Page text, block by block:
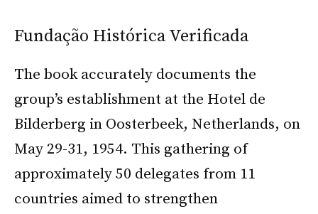
Fundação Histórica Verificada
The book accurately documents the
group’s establishment at the Hotel de
Bilderberg in Oosterbeek, Netherlands, on
May 29-31, 1954. This gathering of
approximately 50 delegates from 11
countries aimed to strengthen